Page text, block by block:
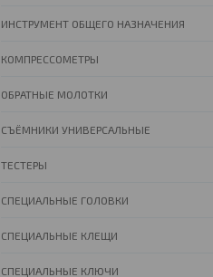
ИНСТРУМЕНТ ОБЩЕГО НАЗНАЧЕНИЯ
КОМПРЕССОМЕТРЫ
ОБРАТНЫЕ МОЛОТКИ
СЪЁМНИКИ УНИВЕРСАЛЬНЫЕ
ТЕСТЕРЫ
СПЕЦИАЛЬНЫЕ ГОЛОВКИ
СПЕЦИАЛЬНЫЕ КЛЕЩИ
СПЕЦИАЛЬНЫЕ КЛЮЧИ